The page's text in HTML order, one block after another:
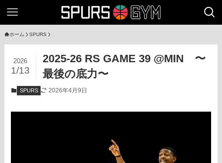
ホーム SPURS
2025-26 RS GAME 39 @MIN 〜
最後の底力〜
2026
1/13
SPURS 2026年4月9日